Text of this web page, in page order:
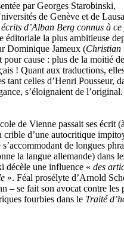
par Georges Starobinski,
de Genève et de
d’Alban Berg connus à
éditoriale la plus ambitieuse
Dominique Jameux (Christian
pour cause : plus de la moitié
! Quant aux traductions,
tant celles d’Henri Pousseur,
s’éloignaient de l’original.
de Vienne passait ses écrit
crible d’une autocritique
de longues
la langue allemande) dans
décèle une influence « des
». Féal prosélyte d’Arnold
– se fait son avocat contre les
fourbies dans le Traité